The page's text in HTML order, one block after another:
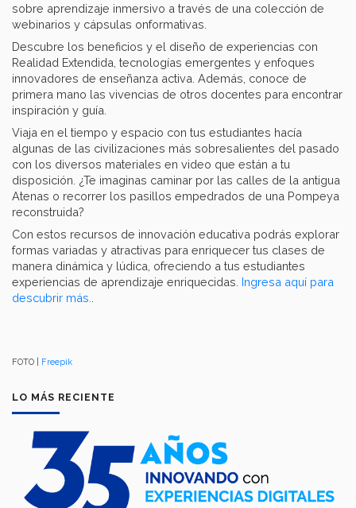
sobre aprendizaje inmersivo a través de una colección de
webinarios y cápsulas onformativas.
Descubre los beneficios y el diseño de experiencias con
Realidad Extendida, tecnologías emergentes y enfoques
innovadores de enseñanza activa. Además, conoce de
primera mano las vivencias de otros docentes para encontrar
inspiración y guía.
Viaja en el tiempo y espacio con tus estudiantes hacía
algunas de las civilizaciones más sobresalientes del pasado
con los diversos materiales en video que están a tu
disposición. ¿Te imaginas caminar por las calles de la antigua
Atenas o recorrer los pasillos empedrados de una Pompeya
reconstruida?
Con estos recursos de innovación educativa podrás explorar
formas variadas y atractivas para enriquecer tus clases de
manera dinámica y lúdica, ofreciendo a tus estudiantes
experiencias de aprendizaje enriquecidas. Ingresa aquí para
descubrir más.
FOTO | Freepik
LO MÁS RECIENTE